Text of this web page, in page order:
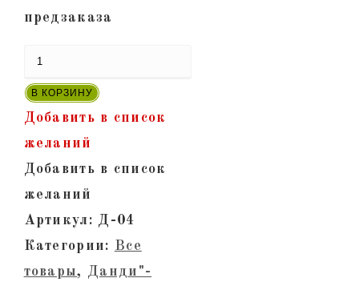
предзаказа
Количество
товара
"Данди-04"
В КОРЗИНУ
Добавить в список
желаний
Добавить в список
желаний
Артикул: Д-04
Категории:
Все
товары,
Данди"-